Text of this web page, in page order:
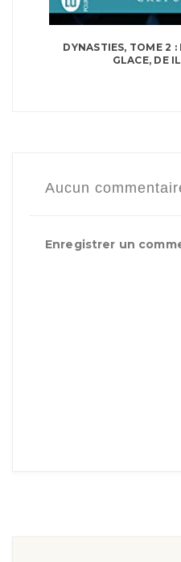
DYNASTIES, TOME 2 :
GLACE, DE
Aucun
Enregistrer un